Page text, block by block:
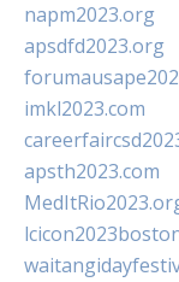
napm2023.org
apsdfd2023.org
imkl2023.com
apsth2023.com